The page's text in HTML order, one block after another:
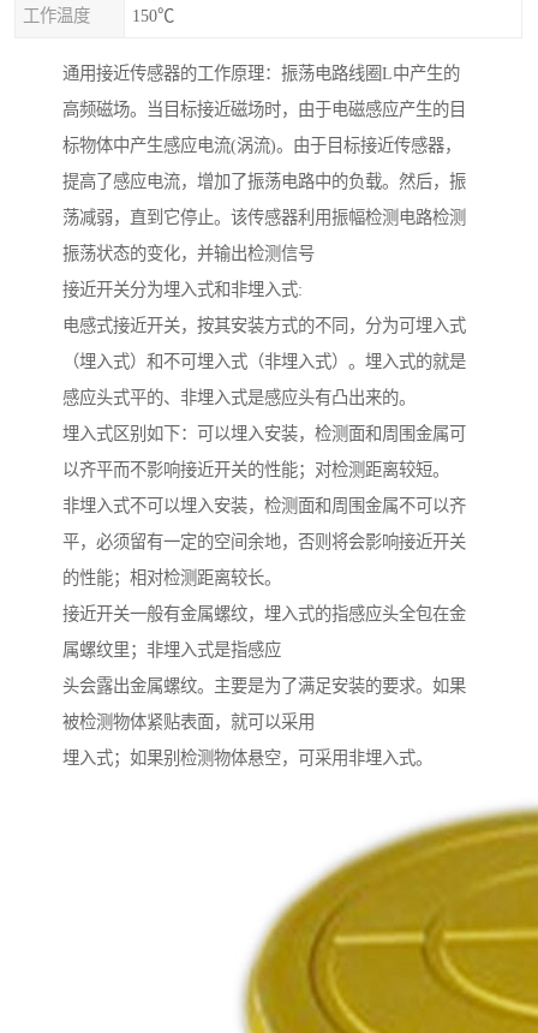
工作温度 150℃
通用接近传感器的工作原理：振荡电路线圈L中产生的
高频磁场。当目标接近磁场时，由于电磁感应产生的目
标物体中产生感应电流(涡流)。由于目标接近传感器，
提高了感应电流，增加了振荡电路中的负载。然后，振
荡减弱，直到它停止。该传感器利用振幅检测电路检测
振荡状态的变化，并输出检测信号
接近开关分为埋入式和非埋入式:
电感式接近开关，按其安装方式的不同，分为可埋入式
（埋入式）和不可埋入式（非埋入式）。埋入式的就是
感应头式平的、非埋入式是感应头有凸出来的。
埋入式区别如下：可以埋入安装，检测面和周围金属可
以齐平而不影响接近开关的性能；对检测距离较短。
非埋入式不可以埋入安装，检测面和周围金属不可以齐
平，必须留有一定的空间余地，否则将会影响接近开关
的性能；相对检测距离较长。
接近开关一般有金属螺纹，埋入式的指感应头全包在金
属螺纹里；非埋入式是指感应
头会露出金属螺纹。主要是为了满足安装的要求。如果
被检测物体紧贴表面，就可以采用
埋入式；如果别检测物体悬空，可采用非埋入式。